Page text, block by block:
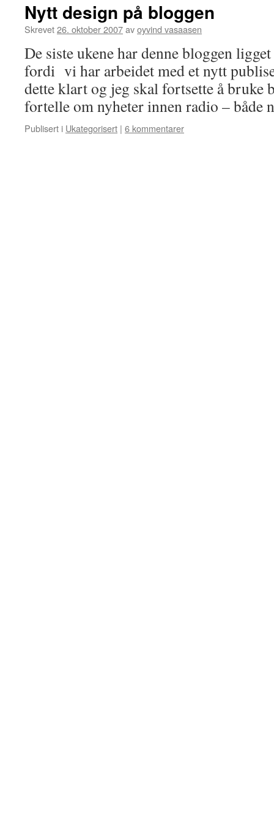
Nytt design på bloggen
Skrevet26. oktober 2007avoyvind vasaasen
De siste ukene har denne bloggen
fordi vi har arbeidet med et nytt
dette klart og jeg skal fortsette å bruke
fortelle om nyheter innen radio –
Publisert i Ukategorisert | 6 kommentarer